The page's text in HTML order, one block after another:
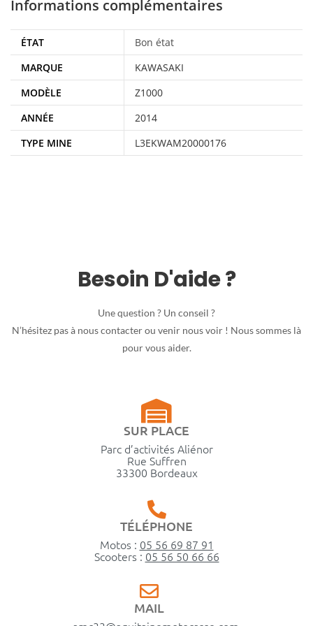
Informations complémentaires
ÉTAT
Bon état
MARQUE
KAWASAKI
MODÈLE
Z1000
ANNÉE
2014
TYPE MINE
L3EKWAM20000176
Besoin D'aide ?
Une question ? Un conseil ?
N’hésitez pas à nous contacter ou venir nous voir ! Nous sommes là
pour vous aider.
SUR PLACE
Parc d’activités Aliénor
Rue Suffren
33300 Bordeaux
TÉLÉPHONE
Motos : 05 56 69 87 91
Scooters : 05 56 50 66 66
MAIL